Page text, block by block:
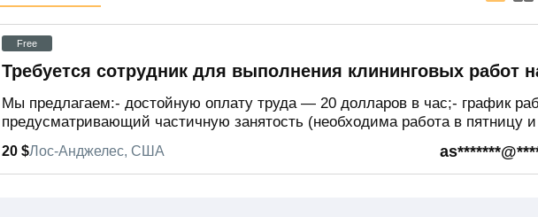
Free
Требуется сотрудник для выполнения клининговых работ
Мы предлагаем:- достойную оплату труда — 20 долларов в час;- график
предусматривающий частичную занятость (необходима работа в пятницу
20 $Лос-Анджелес, США